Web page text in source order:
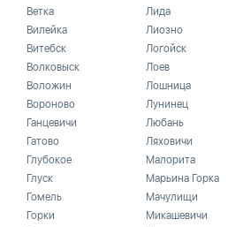
Ветка
Вилейка
Витебск
Волковыск
Воложин
Вороново
Ганцевичи
Гатово
Глубокое
Глуск
Гомель
Горки
Лида
Лиозно
Логойск
Лоев
Лошница
Лунинец
Любань
Ляховичи
Малорита
Марьина Горка
Мачулищи
Микашевичи